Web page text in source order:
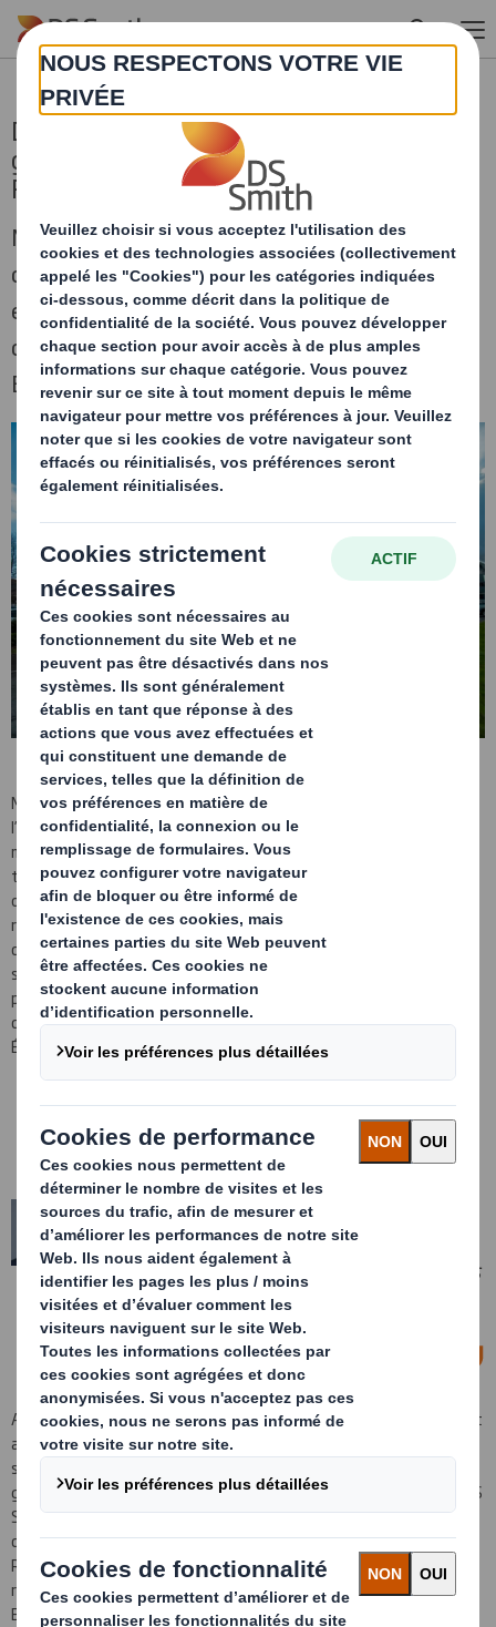
Skip to main content
DS Smith nomme de nouveaux directeurs
généraux pour les divisions Recycling et
Paper en Europe
Michael Orye rejoint la société en tant que
directeur général de la division Recycling
européenne et Rogier Gerritsen devient
directeur général de la division Paper en
Europe
Michael Orye bénéficie d’un long parcours dans l’industrie de
l’emballage et d’une vaste expérience dans la promotion d’une
méthode de travail circulaire. Il a rejoint DS Smith après avoir
travaillé pour l’entreprise d’emballage alimentaire Faerch AS, où il
occupait le poste de PDG pour l’Europe centrale et les activités de
recyclage. Il a également occupé des postes de direction dans
d’autres grandes entreprises du secteur, dont Huhtamaki, où il
siégeait en tant que vice-président exécutif et Amcor, où il a
passé la majeure partie de sa carrière à des postes importants
dans le développement des activités sur plusieurs marchés aux
États-Unis et en Europe.
DS Smith est dans une position unique
pour façonner le secteur et mener la
transition vers l’économie circulaire.
C’est une période très passionnante
pour rejoindre l’entreprise et je me
réjouis à l’idée de continuer à aider nos
clients à atteindre leurs objectifs en
matière de développement durable.
— Michael Orye, directeur général de la division
Recycling
Alors que M. Orye rejoint l’entreprise, Rogier Gerritsen, qui occupait
auparavant le poste de directeur général de la division Recycling,
se concentrera désormais sur son nouveau poste de directeur
général de la division Paper en Europe. Rogier Gerritsen a rejoint DS
Smith en 2012, lorsque la société a acquis SCA Packaging. Il a
depuis occupé des postes de direction dans les divisions Paper et
Recycling, dont celui de directeur du cluster Paper North et, plus
récemment, celui de directeur général pour la division Recycling
Europe.